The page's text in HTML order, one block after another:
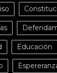
Educación